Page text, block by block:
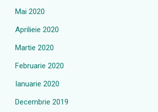
Mai 2020
Aprilieie 2020
Martie 2020
Februarie 2020
Ianuarie 2020
Decembrie 2019